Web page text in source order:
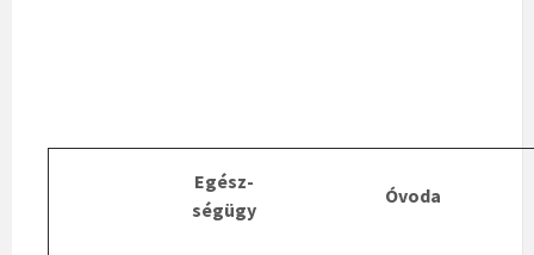
Egész-
ségügy
Óvoda